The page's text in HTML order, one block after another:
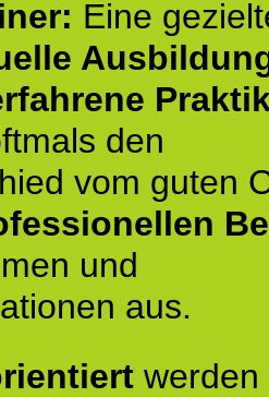
Eine
den
vom guten
und
aus.
werden